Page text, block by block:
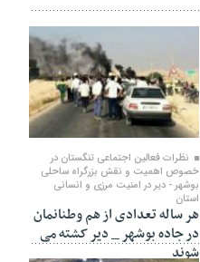
۰۸ آذر ۱۳۹۹
نظرات فعالین اجتماعی تنگستان در
خصوص اهمیت و نقش بزرگراه ساحلی
بوشهر - دیر در امنیت مرزی و انسانی
استان
هر ساله تعدادی از هم وطنانمان
در جاده بوشهر _ دیر کشته می
شوند